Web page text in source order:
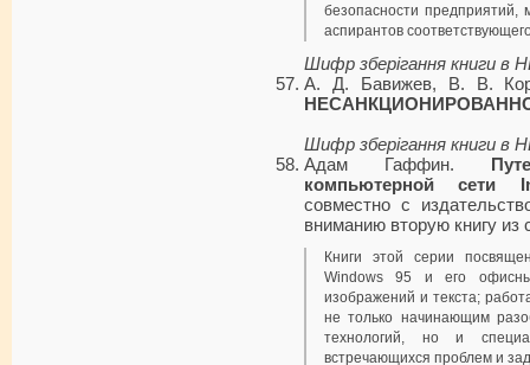
безопасности пред­приятий,
аспирантов
Шифр зберігання книги в
А. Д. Бавижев, В. В.
Шифр зберігання книги в
Адам Гаффин.
компьютерной сети
совместно с
вниманию вторую книгу из
Книги этой серии
Windows 95 и его
изображений и текста;
не только начинающим
технологий, но и
встречающихся проблем и